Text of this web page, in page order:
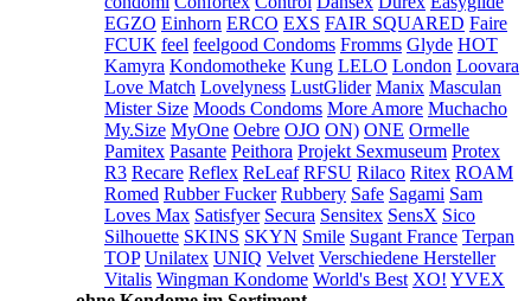
EGZO Einhorn ERCO EXS FAIR SQUARED Faire
FCUK feel feelgood Condoms Fromms Glyde HOT
Kamyra Kondomotheke Kung LELO London Loovara
Love Match Lovelyness LustGlider Manix Masculan
Mister Size Moods Condoms More Amore Muchacho
My.Size MyOne Oebre OJO ON) ONE Ormelle
Pamitex Pasante Peithora Projekt Sexmuseum Protex
R3 Recare Reflex ReLeaf RFSU Rilaco Ritex ROAM
Romed Rubber Fucker Rubbery Safe Sagami Sam
Loves Max Satisfyer Secura Sensitex SensX Sico
Silhouette SKINS SKYN Smile Sugant France Terpan
TOP Unilatex UNIQ Velvet Verschiedene Hersteller
Vitalis Wingman Kondome World's Best XO! YVEX